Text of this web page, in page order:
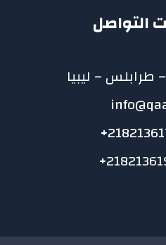
التواصل
طرابلس – ليبيا